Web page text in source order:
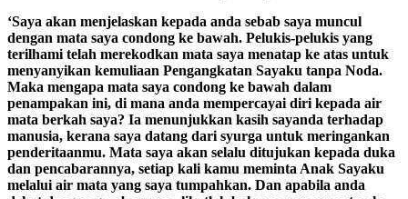
‘Saya akan menjelaskan kepada anda sebab saya muncul
dengan mata saya condong ke bawah. Pelukis-pelukis yang
terilhami telah merekodkan mata saya menatap ke atas untuk
menyanyikan kemuliaan Pengangkatan Sayaku tanpa Noda.
Maka mengapa mata saya condong ke bawah dalam
penampakan ini, di mana anda mempercayai diri kepada air
mata berkah saya? Ia menunjukkan kasih sayanda terhadap
manusia, kerana saya datang dari syurga untuk meringankan
penderitaanmu. Mata saya akan selalu ditujukan kepada duka
dan pencabarannya, setiap kali kamu meminta Anak Sayaku
melalui air mata yang saya tumpahkan. Dan apabila anda